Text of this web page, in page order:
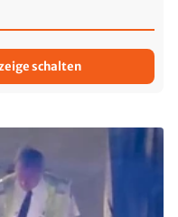
schalten